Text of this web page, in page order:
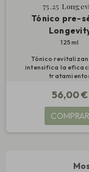
75.25
Tónico pre-
125 ml
Tónico
intensifica la
56,00 €
COMPRAR